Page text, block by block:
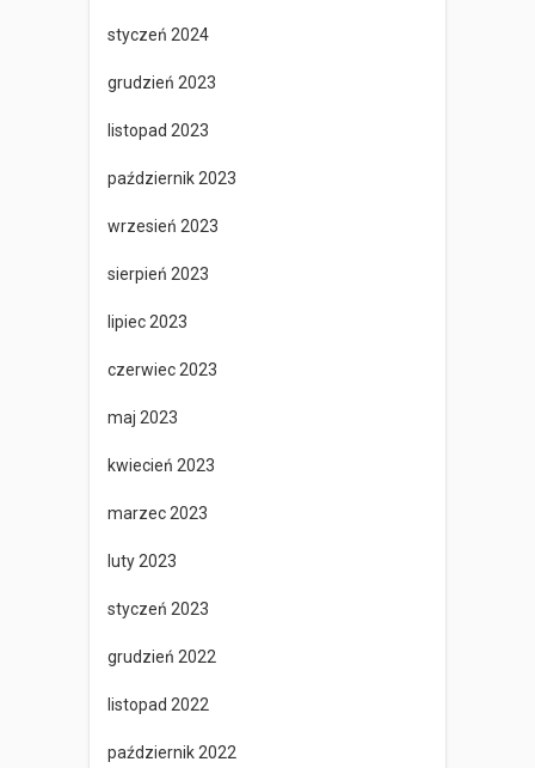
styczeń 2024
grudzień 2023
listopad 2023
październik 2023
wrzesień 2023
sierpień 2023
lipiec 2023
czerwiec 2023
maj 2023
kwiecień 2023
marzec 2023
luty 2023
styczeń 2023
grudzień 2022
listopad 2022
październik 2022